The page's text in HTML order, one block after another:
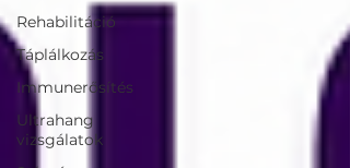
Rehabilitáció
Táplálkozás
Immunerősítés
Ultrahang
vizsgálatok